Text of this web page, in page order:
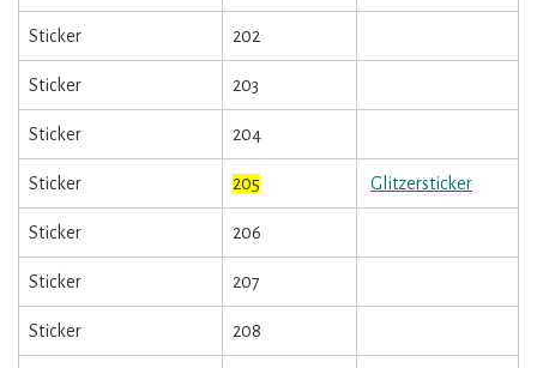
Sticker 202
Sticker 203
Sticker 204
Sticker 205 Glitzersticker
Sticker 206
Sticker 207
Sticker 208